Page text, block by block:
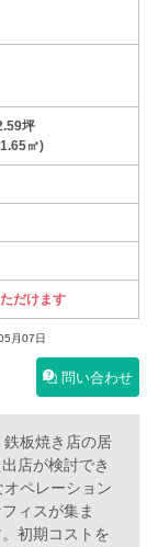
坪
㎡)
だけます
月07日
問い合わせ
板焼き店の居
店が検討でき
ペレーション
ィスが集ま
初期コストを